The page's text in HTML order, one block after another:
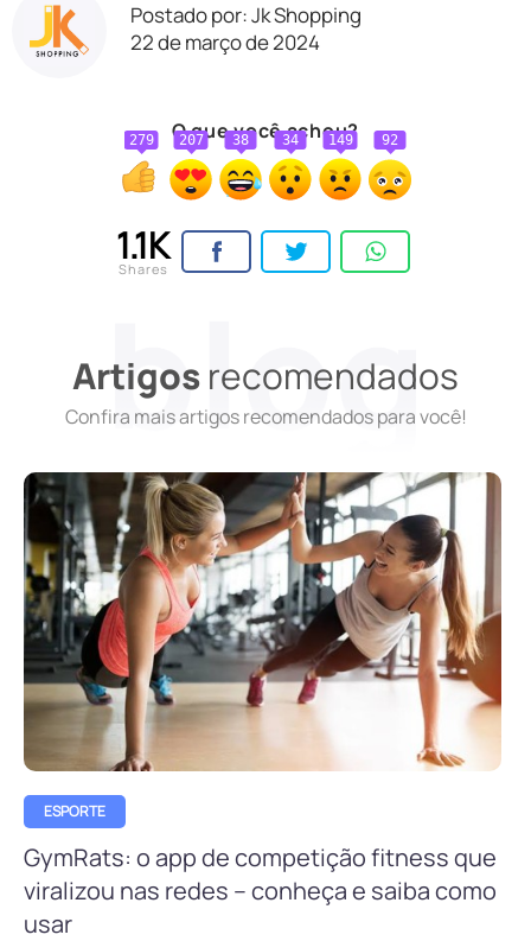
Postado por: Jk Shopping
22 de março de 2024
O que você achou?
279 207 38 34 149 92
1.1K
Shares
Artigosrecomendados
Confira mais artigos recomendados para você!
ESPORTE
GymRats: o app de competição fitness que
viralizou nas redes – conheça e saiba como
usar